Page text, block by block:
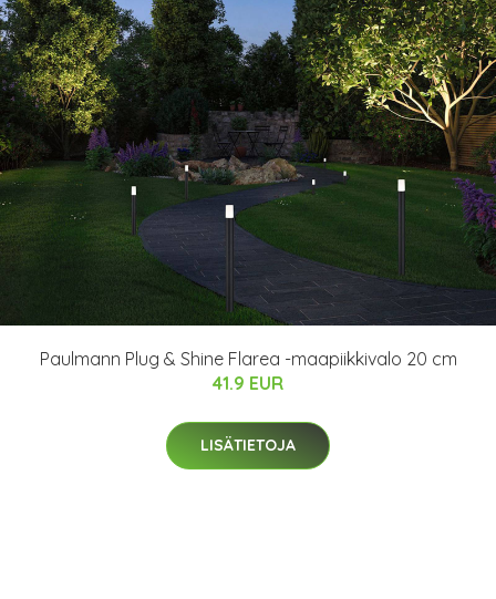
Paulmann Plug & Shine Flarea -maapiikkivalo 20 cm
41.9 EUR
LISÄTIETOJA